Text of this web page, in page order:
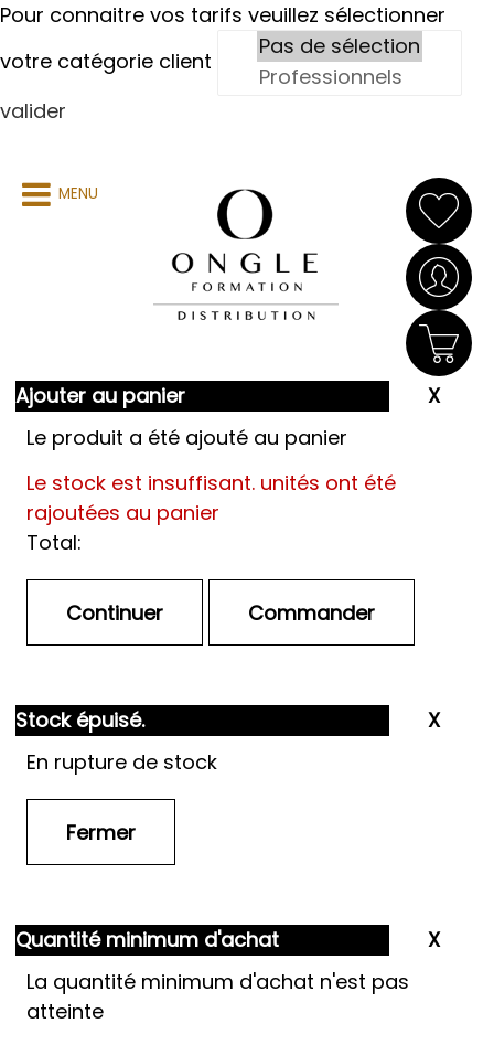
Pour connaitre vos tarifs veuillez sélectionner
votre catégorie client
valider
MENU
Ajouter au panier
Le produit a été ajouté au panier
Le stock est insuffisant. unités ont été
rajoutées au panier
Total:
Stock épuisé.
En rupture de stock
Quantité minimum d'achat
La quantité minimum d'achat n'est pas
atteinte